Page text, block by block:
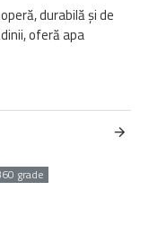
durabilă și de
oferă apa
grade